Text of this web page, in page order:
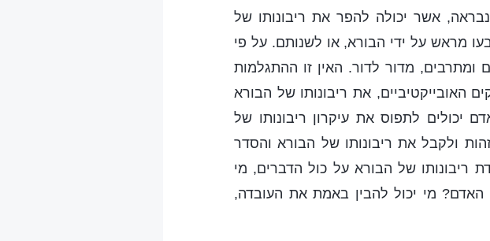
אשר יכולה להפר את ריבונותו של
מראש על ידי הבורא, או לשנותם. על פי
ומתרבים, מדור לדור. האין זו ההתגלמות
את ריבונותו של הבורא
יכולים לתפוס את עיקרון ריבונותו של
ולקבל את ריבונותו של הבורא והסדר
ריבונותו של הבורא על כול הדברים, מי
האדם? מי יכול להבין באמת את העובדה,